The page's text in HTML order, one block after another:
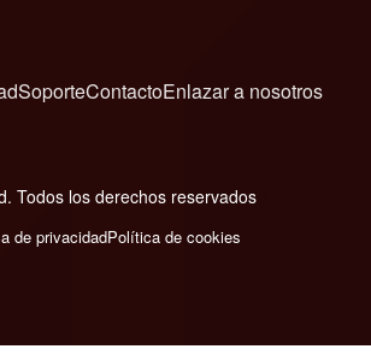
SoporteContactoEnlazar a nosotros
Todos los derechos reservados
de privacidadPolítica de cookies